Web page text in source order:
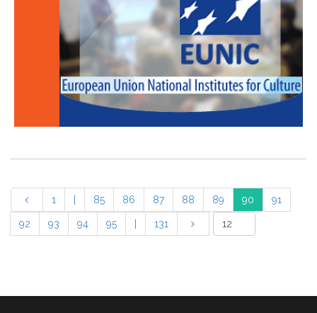
1 85 86 87 88 89 90 91
92 93 94 95 131